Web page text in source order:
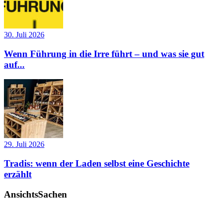
30. Juli 2026
Wenn Führung in die Irre führt – und was sie gut
auf...
29. Juli 2026
Tradis: wenn der Laden selbst eine Geschichte
erzählt
AnsichtsSachen